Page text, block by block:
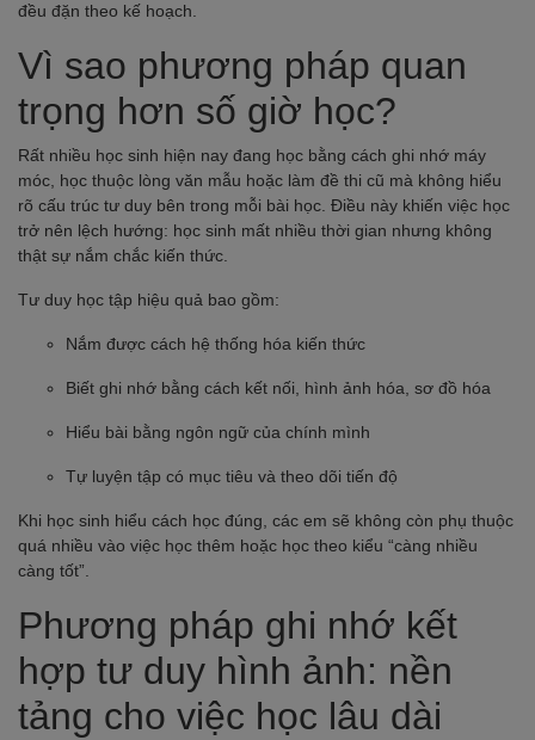
đều đặn theo kế hoạch.
Vì sao phương pháp quan
trọng hơn số giờ học?
Rất nhiều học sinh hiện nay đang học bằng cách ghi nhớ máy
móc, học thuộc lòng văn mẫu hoặc làm đề thi cũ mà không hiểu
rõ cấu trúc tư duy bên trong mỗi bài học. Điều này khiến việc học
trở nên lệch hướng: học sinh mất nhiều thời gian nhưng không
thật sự nắm chắc kiến thức.
Tư duy học tập hiệu quả bao gồm:
Nắm được cách hệ thống hóa kiến thức
Biết ghi nhớ bằng cách kết nối, hình ảnh hóa, sơ đồ hóa
Hiểu bài bằng ngôn ngữ của chính mình
Tự luyện tập có mục tiêu và theo dõi tiến độ
Khi học sinh hiểu cách học đúng, các em sẽ không còn phụ thuộc
quá nhiều vào việc học thêm hoặc học theo kiểu “càng nhiều
càng tốt”.
Phương pháp ghi nhớ kết
hợp tư duy hình ảnh: nền
tảng cho việc học lâu dài